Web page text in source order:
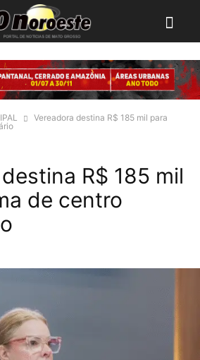
Vereadora destina R$ 185 mil para
R$ 185 mil
de centro